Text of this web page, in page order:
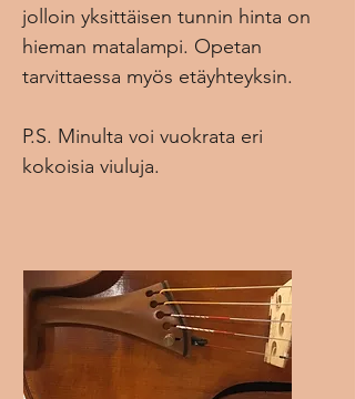
jolloin yksittäisen tunnin hinta on
hieman matalampi. Opetan
tarvittaessa myös etäyhteyksin.
P.S. Minulta voi vuokrata eri
kokoisia viuluja.